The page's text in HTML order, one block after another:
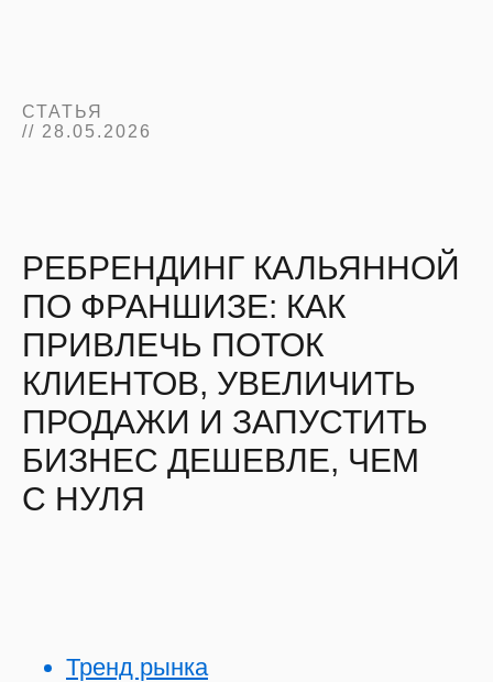
СТАТЬЯ
// 28.05.2026
РЕБРЕНДИНГ КАЛЬЯННОЙ
ПО ФРАНШИЗЕ: КАК
ПРИВЛЕЧЬ ПОТОК
КЛИЕНТОВ, УВЕЛИЧИТЬ
ПРОДАЖИ И ЗАПУСТИТЬ
БИЗНЕС ДЕШЕВЛЕ, ЧЕМ
С НУЛЯ
Тренд рынка